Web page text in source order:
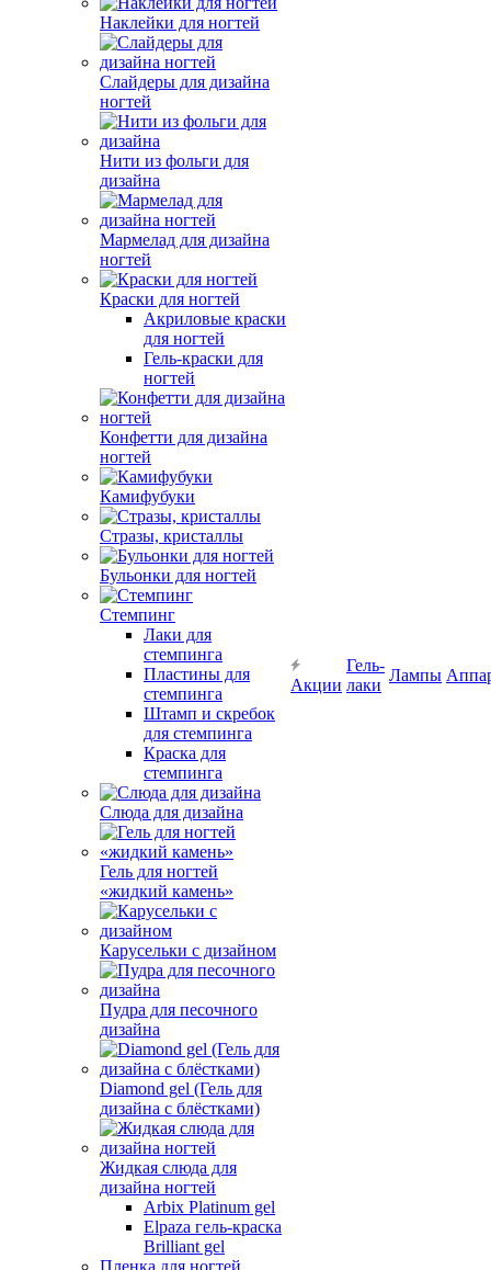
Наклейки для ногтей
Слайдеры для дизайна
ногтей
Нити из фольги для
дизайна
Мармелад для дизайна
ногтей
Краски для ногтей
Акриловые краски
для ногтей
Гель-краски для
ногтей
Конфетти для дизайна
ногтей
Камифубуки
Стразы, кристаллы
Бульонки для ногтей
Стемпинг
Лаки для
стемпинга
Пластины для
стемпинга
Штамп и скребок
для стемпинга
Краска для
стемпинга
Слюда для дизайна
Гель для ногтей
«жидкий камень»
Карусельки с дизайном
Пудра для песочного
дизайна
Diamond gel (Гель для
дизайна с блёстками)
Жидкая слюда для
дизайна ногтей
Arbix Platinum gel
Elpaza гель-краска
Brilliant gel
Пленка для ногтей
Акции
Гель-
лаки
Лампы